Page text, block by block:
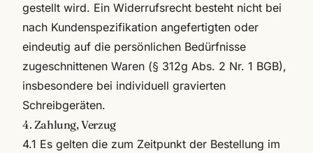
gestellt wird. Ein Widerrufsrecht besteht nicht bei
nach Kundenspezifikation angefertigten oder
eindeutig auf die persönlichen Bedürfnisse
zugeschnittenen Waren (§ 312g Abs. 2 Nr. 1 BGB),
insbesondere bei individuell gravierten
Schreibgeräten.
4. Zahlung, Verzug
4.1 Es gelten die zum Zeitpunkt der Bestellung im